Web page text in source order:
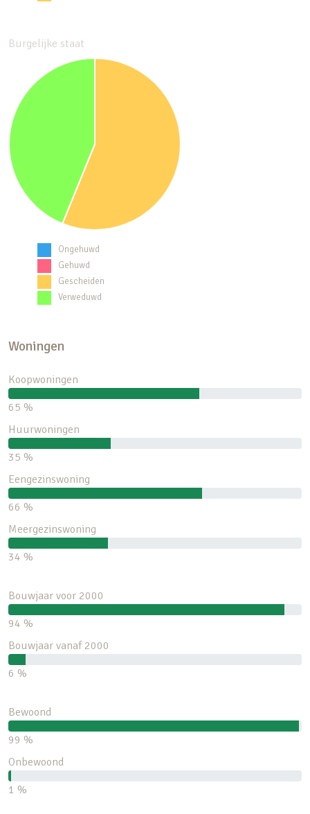
Burgelijke staat
Ongehuwd
Gehuwd
Gescheiden
Verweduwd
Woningen
Koopwoningen
65 %
Huurwoningen
35 %
Eengezinswoning
66 %
Meergezinswoning
34 %
Bouwjaar voor 2000
94 %
Bouwjaar vanaf 2000
6 %
Bewoond
99 %
Onbewoond
1 %